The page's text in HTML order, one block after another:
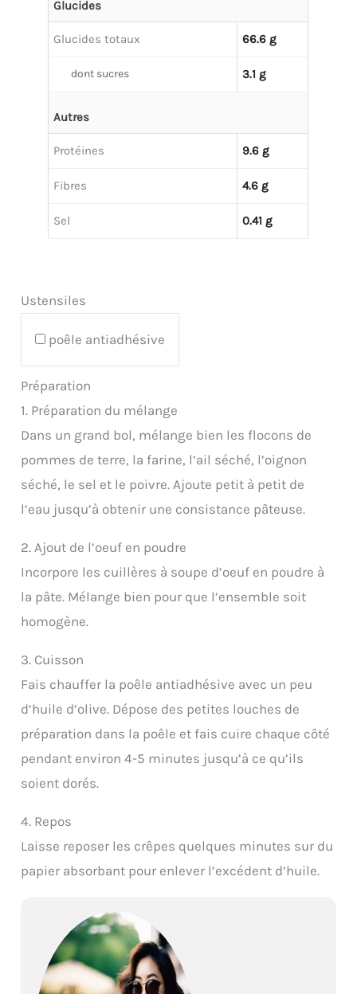
Glucides
Glucides totaux 66.6 g
dont sucres 3.1 g
Autres
Protéines 9.6 g
Fibres 4.6 g
Sel 0.41 g
Ustensiles
poêle antiadhésive
Préparation
1. Préparation du mélange
Dans un grand bol, mélange bien les flocons de
pommes de terre, la farine, l’ail séché, l’oignon
séché, le sel et le poivre. Ajoute petit à petit de
l’eau jusqu’à obtenir une consistance pâteuse.
2. Ajout de l’oeuf en poudre
Incorpore les cuillères à soupe d’oeuf en poudre à
la pâte. Mélange bien pour que l’ensemble soit
homogène.
3. Cuisson
Fais chauffer la poêle antiadhésive avec un peu
d’huile d’olive. Dépose des petites louches de
préparation dans la poêle et fais cuire chaque côté
pendant environ 4-5 minutes jusqu’à ce qu’ils
soient dorés.
4. Repos
Laisse reposer les crêpes quelques minutes sur du
papier absorbant pour enlever l’excédent d’huile.